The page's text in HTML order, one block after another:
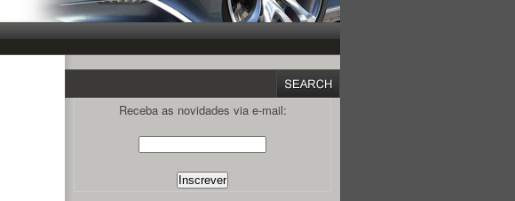
Receba as novidades via e-mail: